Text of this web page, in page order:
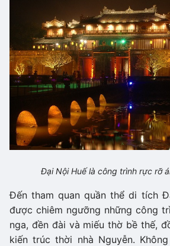
Đại Nội Huế là công trình rực rỡ
Đến tham quan quần thể di tích
được chiêm ngưỡng những công
nga, đền đài và miếu thờ bề thế,
kiến trúc thời nhà Nguyễn.